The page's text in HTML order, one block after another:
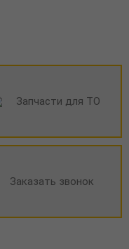
Запчасти для ТО
Заказать звонок